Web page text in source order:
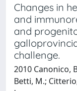
Changes in
and
and
challenge.
2010 Canonico,
Betti, M.;